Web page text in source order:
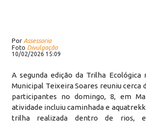
Por Assessoria
Foto Divulgação
10/02/2026 15:09
A segunda edição da Trilha Ecológica
Municipal Teixeira Soares reuniu cerca
participantes no domingo, 8, em
atividade incluiu caminhada e
trilha realizada dentro de rios,